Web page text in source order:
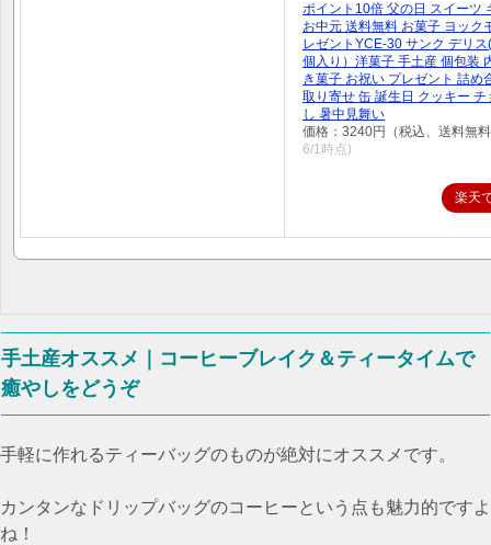
ポイント10倍 父の日 スイーツ
お中元 送料無料 お菓子 ヨック
レゼントYCE-30 サンク デリ
個入り）洋菓子 手土産 個包装
き菓子 お祝い プレゼント 詰め
取り寄せ 缶 誕生日 クッキー チ
し 暑中見舞い
価格：3240円（税込、送料無
6/1時点)
楽天
手土産オススメ｜コーヒーブレイク＆ティータイムで
癒やしをどうぞ
手軽に作れるティーバッグのものが絶対にオススメです。
カンタンなドリップバッグのコーヒーという点も魅力的ですよ
ね！